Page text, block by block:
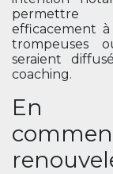
efficacement
trompeuses
seraient
coaching.
En